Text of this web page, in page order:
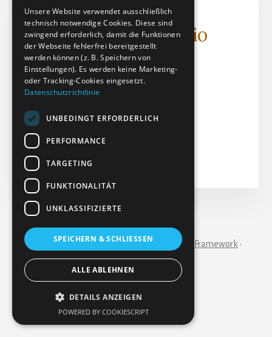
Herz (und 5.
Herzkammer) - Audio
Audiodatei (MP3)
Dateigröße: 2.22 MB
Erstellt: 23-08-2023
Aktualisiert: 14-02-2024
Treffer: 104
Herunterladen
Copyright © 2026 ·Essence Proon Genesis Framework ·
WordPress·Anmelden
Unsere Website verwendet ausschließlich
technisch notwendige Cookies. Diese sind
zwingend erforderlich, damit die Funktionen
der Webseite fehlerfrei bereitgestellt
werden können (z. B. Speichern von
Einstellungen). Es werden keine Marketing-
oder Tracking-Cookies eingesetzt.
Datenschutzrichtlinie
UNBEDINGT ERFORDERLICH
PERFORMANCE
TARGETING
FUNKTIONALITÄT
UNKLASSIFIZIERTE
SPEICHERN & SCHLIESSEN
ALLE ABLEHNEN
DETAILS ANZEIGEN
POWERED BY COOKIESCRIPT